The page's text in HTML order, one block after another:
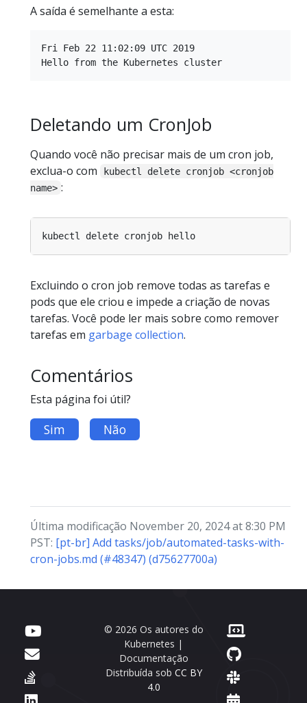
A saída é semelhante a esta:
Fri Feb 22 11:02:09 UTC 2019
Deletando um CronJob
Quando você não precisar mais de um cron job,
exclua-o com
kubectl delete cronjob <cronjob
name> :
Excluindo o cron job remove todas as tarefas e
pods que ele criou e impede a criação de novas
tarefas. Você pode ler mais sobre como remover
tarefas em garbage collection.
Comentários
Esta página foi útil?
Sim Não
Última modificação November 20, 2024 at 8:30 PM
PST: [pt-br] Add tasks/job/automated-tasks-with-
cron-jobs.md (#48347) (d75627700a)
© 2026 Os autores do
Kubernetes |
Documentação
Distribuída sob CC BY
4.0